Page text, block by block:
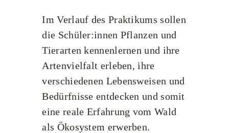
Im Verlauf des Praktikums sollen
die Schüler:innen Pflanzen und
Tierarten kennenlernen und ihre
Artenvielfalt erleben, ihre
verschiedenen Lebensweisen und
Bedürfnisse entdecken und somit
eine reale Erfahrung vom Wald
als Ökosystem erwerben.